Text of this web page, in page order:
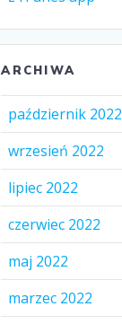
ARCHIWA
październik 2022
wrzesień 2022
lipiec 2022
czerwiec 2022
maj 2022
marzec 2022